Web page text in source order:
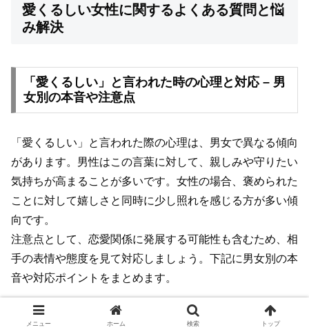
愛くるしい女性に関するよくある質問と悩
み解決
「愛くるしい」と言われた時の心理と対応 – 男
女別の本音や注意点
「愛くるしい」と言われた際の心理は、男女で異なる傾向
があります。男性はこの言葉に対して、親しみや守りたい
気持ちが高まることが多いです。女性の場合、褒められた
ことに対して嬉しさと同時に少し照れを感じる方が多い傾
向です。
注意点として、恋愛関係に発展する可能性も含むため、相
手の表情や態度を見て対応しましょう。下記に男女別の本
音や対応ポイントをまとめます。
性別 本音 対応のポイント
メニュー ホーム 検索 トップ